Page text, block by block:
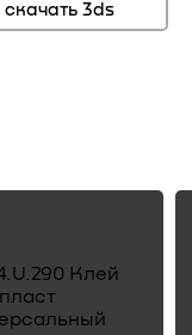
скачать 3ds